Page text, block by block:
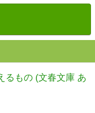
るもの (文春文庫 あ